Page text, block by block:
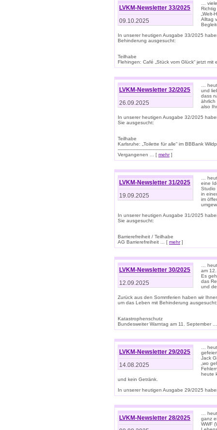
LVKM-Newsletter 33/2025
09.10.2025
…
Alltag
In unserer heutigen Ausgabe 33/2025
Behinderung ausgesucht:
Teilhabe
Flehingen: Café „Stück vom Glück“ jetzt mit
LVKM-Newsletter 32/2025
26.09.2025
…
und
dass
ährlich
also
In unserer heutigen Ausgabe 32/2025
Sie ausgesucht:
Teilhabe
Karlsruhe: „Toilette für alle“ im BBBank
--------------------------------------
Vergangenen ... [ mehr]
LVKM-Newsletter 31/2025
19.09.2025
…
eine
Studio
in
im
In unserer heutigen Ausgabe 31/2025
Sie ausgesucht:
Barrierefreiheit / Teilhabe
AG Barrierefreiheit ... [ mehr]
LVKM-Newsletter 30/2025
12.09.2025
…
am
Es
das
und
Zurück aus den Sommferien haben wir
um das Leben mit Behinderung ausgesucht:
Katastrophenschutz
Bundesweiter Warntag am 11. September
LVKM-Newsletter 29/2025
14.08.2025
…
Jack
„wo
heute
und kein Getränk.
In unserer heutigen Ausgabe 29/2025
LVKM-Newsletter 28/2025
…
ganz
WWF